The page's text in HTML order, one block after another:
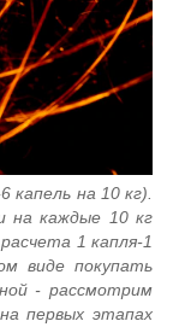
6 капель на 10
на каждые 10
расчета 1 капля-
виде
-
на первых